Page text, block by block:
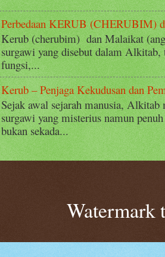
Perbedaan KERUB
Kerub (cherubim) dan Malaikat
surgawi yang disebut dalam
fungsi,...
Kerub – Penjaga Kekudusan dan
Sejak awal sejarah manusia, Alkitab
surgawi yang misterius namun
bukan sekada...
Watermark